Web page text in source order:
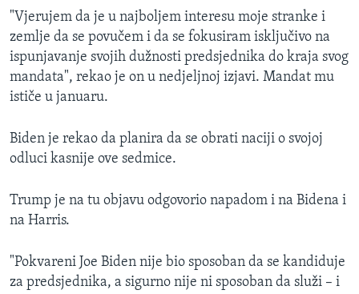
"Vjerujem da je u najboljem interesu moje stranke i
zemlje da se povučem i da se fokusiram isključivo na
ispunjavanje svojih dužnosti predsjednika do kraja svog
mandata", rekao je on u nedjeljnoj izjavi. Mandat mu
ističe u januaru.
Biden je rekao da planira da se obrati naciji o svojoj
odluci kasnije ove sedmice.
Trump je na tu objavu odgovorio napadom i na Bidena i
na Harris.
"Pokvareni Joe Biden nije bio sposoban da se kandiduje
za predsjednika, a sigurno nije ni sposoban da služi – i